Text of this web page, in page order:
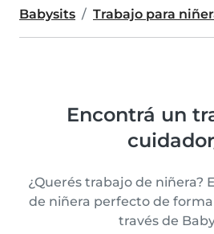
Babysits Trabajo para
Encontrá un
¿Querés trabajo de niñera?
de niñera perfecto de
través de